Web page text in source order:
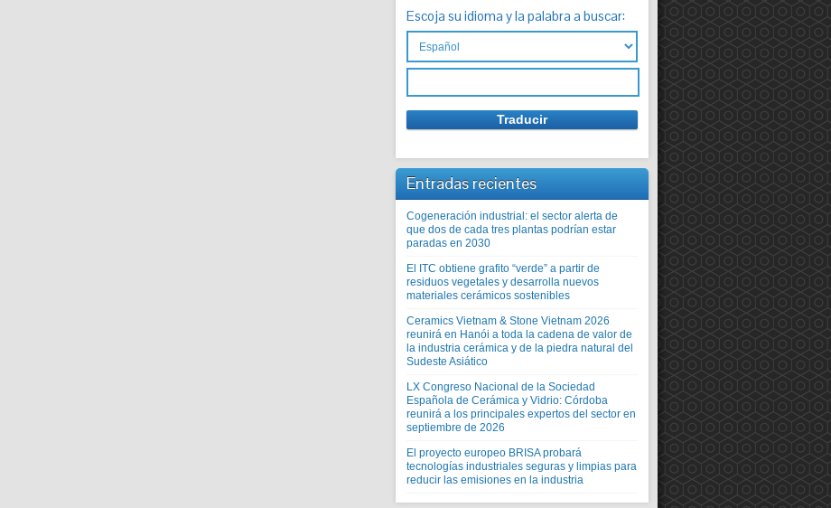
Escoja su idioma y la palabra a buscar:
Entradas recientes
Cogeneración industrial: el sector alerta de
que dos de cada tres plantas podrían estar
paradas en 2030
El ITC obtiene grafito “verde” a partir de
residuos vegetales y desarrolla nuevos
materiales cerámicos sostenibles
Ceramics Vietnam & Stone Vietnam 2026
reunirá en Hanói a toda la cadena de valor de
la industria cerámica y de la piedra natural del
Sudeste Asiático
LX Congreso Nacional de la Sociedad
Española de Cerámica y Vidrio: Córdoba
reunirá a los principales expertos del sector en
septiembre de 2026
El proyecto europeo BRISA probará
tecnologías industriales seguras y limpias para
reducir las emisiones en la industria